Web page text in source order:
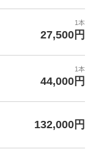
1本
27,500円
1本
44,000円
132,000円